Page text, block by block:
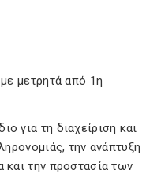
μετρητά από 1η
για τη διαχείριση και
την ανάπτυξη
και την προστασία των